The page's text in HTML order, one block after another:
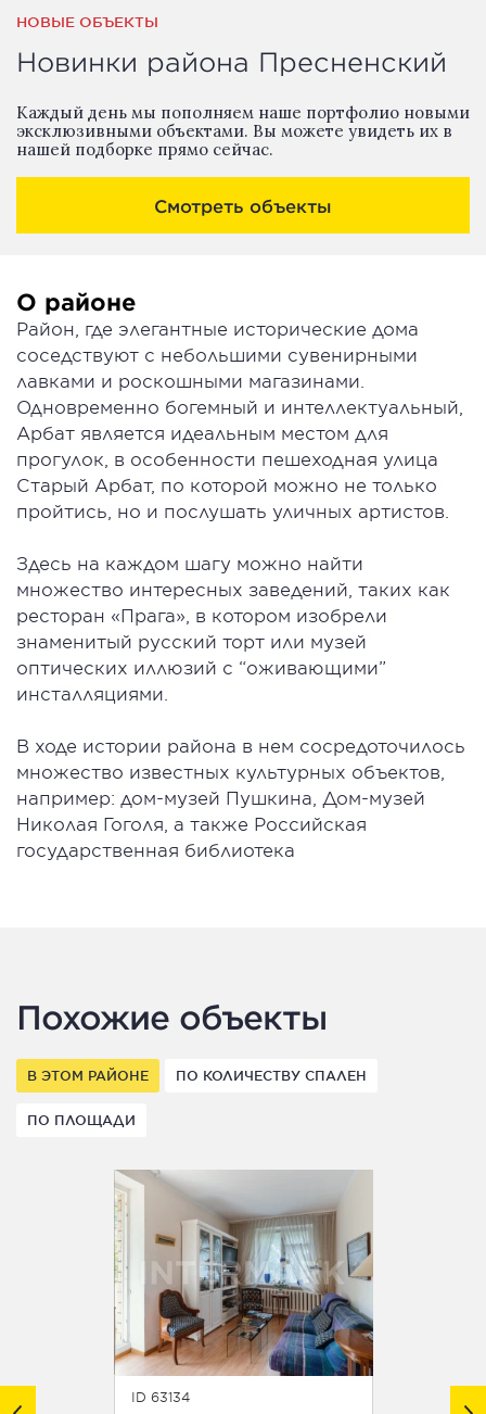
НОВЫЕ ОБЪЕКТЫ
Новинки района Пресненский
Каждый день мы пополняем наше портфолио новыми
эксклюзивными объектами. Вы можете увидеть их в
нашей подборке прямо сейчас.
Смотреть объекты
О районе
Район, где элегантные исторические дома
соседствуют с небольшими сувенирными
лавками и роскошными магазинами.
Одновременно богемный и интеллектуальный,
Арбат является идеальным местом для
прогулок, в особенности пешеходная улица
Старый Арбат, по которой можно не только
пройтись, но и послушать уличных артистов.
Здесь на каждом шагу можно найти
множество интересных заведений, таких как
ресторан «Прага», в котором изобрели
знаменитый русский торт или музей
оптических иллюзий с “оживающими”
инсталляциями.
В ходе истории района в нем сосредоточилось
множество известных культурных объектов,
например: дом-музей Пушкина, Дом-музей
Николая Гоголя, а также Российская
государственная библиотека
Похожие объекты
В ЭТОМ РАЙОНЕ ПО КОЛИЧЕСТВУ СПАЛЕН
ПО ПЛОЩАДИ
ID 63134